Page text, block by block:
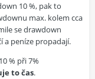
10 %, pak to
max. kolem cca
se drawdown
a peníze propadají.
% při 7%
to čas.